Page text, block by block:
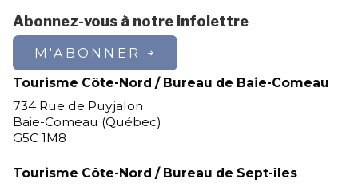
Abonnez-vous à notre infolettre
M'ABONNER
Tourisme Côte-Nord / Bureau de Baie-Comeau
734 Rue de Puyjalon
Baie-Comeau (Québec)
G5C 1M8
Tourisme Côte-Nord / Bureau de Sept-îles